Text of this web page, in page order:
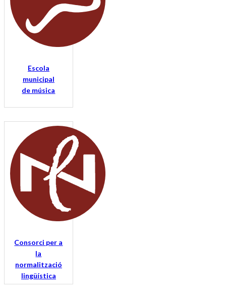
Escola
municipal
de música
Consorci per a
la
normalització
lingüística